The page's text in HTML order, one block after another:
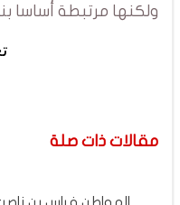
ولكنها مرتبطة أساسا
مقالات ذات صلة